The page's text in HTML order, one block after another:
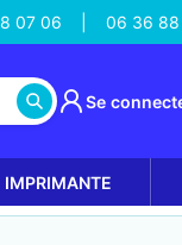
07 06 06 36 88
Se
IMPRIMANTE